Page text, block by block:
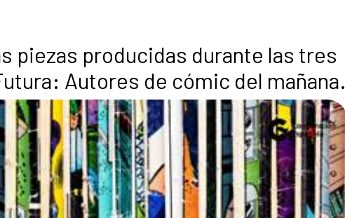
piezas producidas durante las tres
Autores de cómic del mañana.